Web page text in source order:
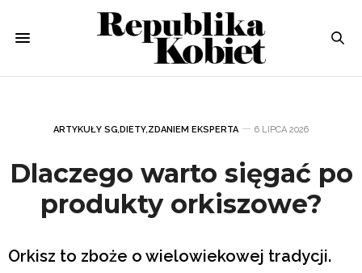
ARTYKUŁY SG,DIETY,ZDANIEM EKSPERTA 6 LIPCA 2026
Dlaczego warto sięgać po
produkty orkiszowe?
Orkisz to zboże o wielowiekowej tradycji.